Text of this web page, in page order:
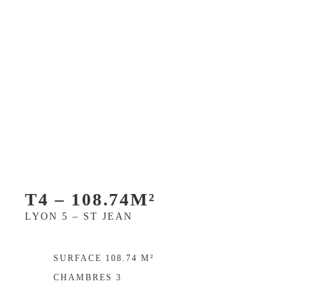
T4 – 108.74M²
LYON 5 – ST JEAN
SURFACE 108.74 M²
CHAMBRES 3